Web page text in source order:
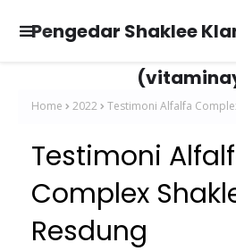
Pengedar Shaklee
Home 2022 Testimoni Alfalfa
Testimoni
Complex
Resdung